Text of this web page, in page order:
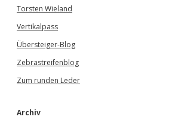
Torsten Wieland
Vertikalpass
Übersteiger-Blog
Zebrastreifenblog
Zum runden Leder
Archiv